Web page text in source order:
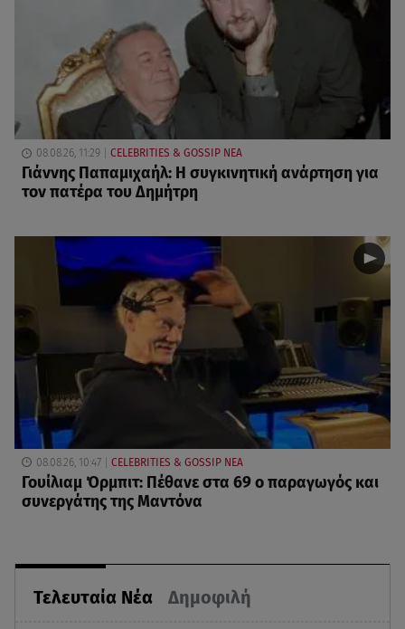
Τελευταία Νέα Δημοφιλή
08.08.26, 11:29 CELEBRITIES & GOSSIP ΝΕΑ
Γιάννης Παπαμιχαήλ: Η συγκινητική ανάρτηση για
τον πατέρα του Δημήτρη
08.08.26, 10:47 CELEBRITIES & GOSSIP ΝΕΑ
Γουίλιαμ Όρμπιτ: Πέθανε στα 69 ο παραγωγός και
συνεργάτης της Μαντόνα